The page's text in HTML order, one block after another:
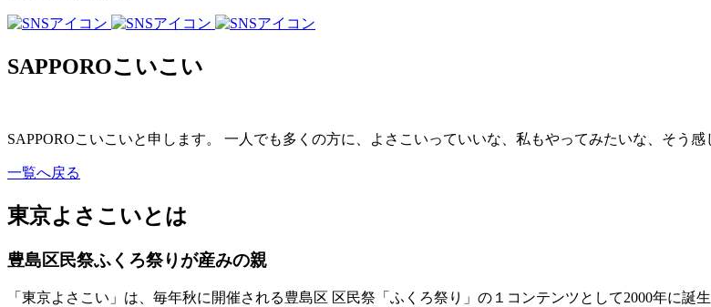
SAPPOROこいこい
SAPPOROこいこいと申します。 一人でも多くの方に、よさこいっていいな、私もやってみたいな、そう
一覧へ戻る
東京よさこいとは
豊島区民祭ふくろ祭りが産みの親
「東京よさこい」は、毎年秋に開催される豊島区 区民祭「ふくろ祭り」の１コンテンツとして2000年に